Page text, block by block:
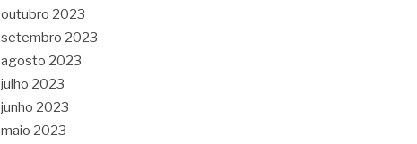
outubro 2023
setembro 2023
agosto 2023
julho 2023
junho 2023
maio 2023